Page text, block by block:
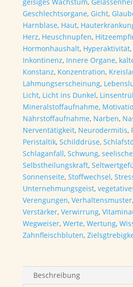
Geschlechtsorgane, Gicht,
Harnblase, Haut,
Herz, Heuschnupfen,
Hormonhaushalt, Hyperaktivität,
Inkontinenz, Innere Organe,
Konstanz, Konzentration,
Lähmungserscheinung,
Licht, Licht ins Dunkel,
Mineralstoffaufnahme,
Nährstoffaufnahme, Narben,
Nerventätigkeit, Neurodermitis,
Peristaltik, Schilddrüse,
Schlaganfall, Schwung,
Selbstheilungskraft,
Sonnenseite, Stoffwechsel,
Unternehmungsgeist,
Verengungen, Verhaltensmuster,
Verstärker, Verwirrung,
Wegweiser, Werte, Wertung,
Zahnfleischbluten,
Beschreibung